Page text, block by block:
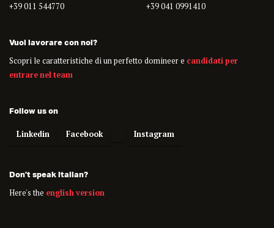
+39 011 544770
+39 041 0991410
Vuoi lavorare con noi?
Scopri le caratteristiche di un perfetto domineer e candidati per
entrare nel team
Follow us on
Linkedin Facebook Instagram
Don't speak italian?
Here's the english version